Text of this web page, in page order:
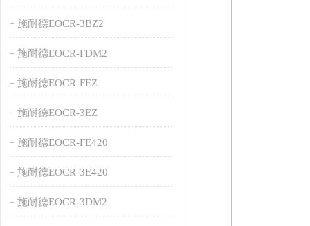
施耐德EOCR-3BZ2
施耐德EOCR-FDM2
施耐德EOCR-FEZ
施耐德EOCR-3EZ
施耐德EOCR-FE420
施耐德EOCR-3E420
施耐德EOCR-3DM2